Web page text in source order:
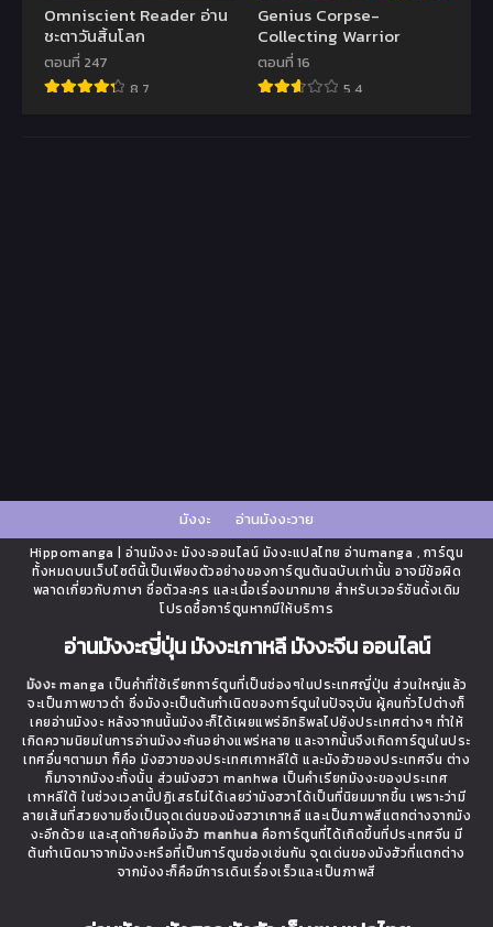
Omniscient Reader อ่าน
ชะตาวันสิ้นโลก
ตอนที่ 247
8.7
Genius Corpse-
Collecting Warrior
ตอนที่ 16
5.4
มังงะ อ่านมังงะวาย
Hippomanga | อ่านมังงะ มังงะออนไลน์ มังงะแปลไทย อ่านmanga , การ์ตูน
ทั้งหมดบนเว็บไซต์นี้เป็นเพียงตัวอย่างของการ์ตูนต้นฉบับเท่านั้น อาจมีข้อผิด
พลาดเกี่ยวกับภาษา ชื่อตัวละคร และเนื้อเรื่องมากมาย สำหรับเวอร์ชันดั้งเดิม
โปรดซื้อการ์ตูนหากมีให้บริการ
อ่านมังงะญี่ปุ่น มังงะเกาหลี มังงะจีน ออนไลน์
มังงะmanga เป็นคำที่ใช้เรียกการ์ตูนที่เป็นช่องๆในประเทศญี่ปุ่น ส่วนใหญ่แล้ว
จะเป็นภาพขาวดำ ซึ่งมังงะเป็นต้นกำเนิดของการ์ตูนในปัจจุบัน ผู้คนทั่วไปต่างก็
เคยอ่านมังงะ หลังจากนนั้นมังงะก็ได้เผยแพร่อิทธิพลไปยังประเทศต่างๆ ทำให้
เกิดความนิยมในการอ่านมังงะกันอย่างแพร่หลาย และจากนั้นจึงเกิดการ์ตูนในประ
เทศอื่นๆตามมา ก็คือ มังฮวาของประเทศเกาหลีใต้ และมังฮัวของประเทศจีน ต่าง
ก็มาจากมังงะทั้งนั้น ส่วนมังฮวา manhwa เป็นคำเรียกมังงะของประเทศ
เกาหลีใต้ ในช่วงเวลานี้ปฏิเสธไม่ได้เลยว่ามังฮวาได้เป็นที่นิยมมากขึ้น เพราะว่ามี
ลายเส้นที่สวยงามซึ่งเป็นจุดเด่นของมังฮวาเกาหลี และเป็นภาพสีแตกต่างจากมัง
งะอีกด้วย และสุดท้ายคือมังฮัว manhua คือการ์ตูนที่ได้เกิดขึ้นที่ประเทศจีน มี
ต้นกำเนิดมาจากมังงะหรือที่เป็นการ์ตูนช่องเช่นกัน จุดเด่นของมังฮัวที่แตกต่าง
จากมังงะก็คือมีการเดินเรื่องเร็วและเป็นภาพสี